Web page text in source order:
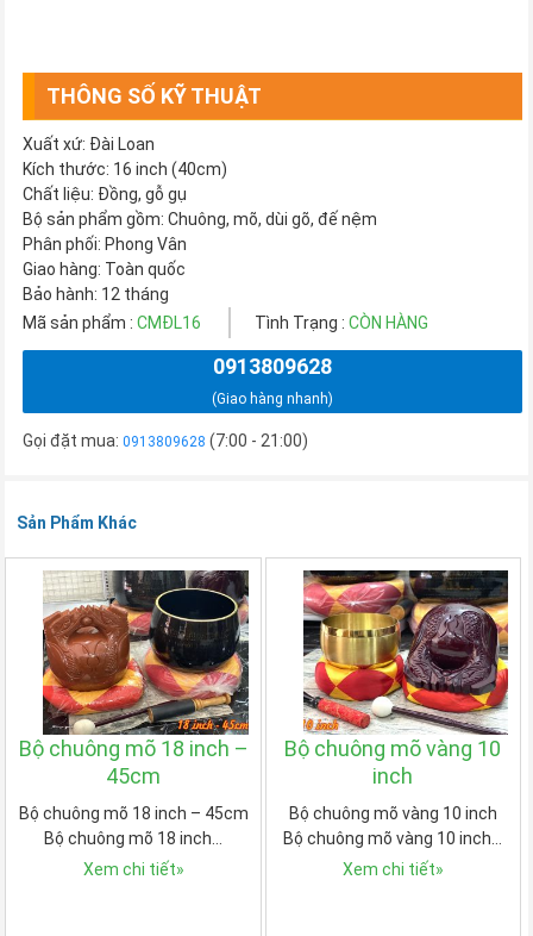
THÔNG SỐ KỸ THUẬT
Xuất xứ: Đài Loan
Kích thước: 16 inch (40cm)
Chất liệu: Đồng, gỗ gụ
Bộ sản phẩm gồm: Chuông, mõ, dùi gõ, đế nệm
Phân phối: Phong Vân
Giao hàng: Toàn quốc
Bảo hành: 12 tháng
Mã sản phẩm :CMĐL16 Tình Trạng : CÒN HÀNG
0913809628
(Giao hàng nhanh)
Gọi đặt mua:0913809628 (7:00 - 21:00)
Sản Phẩm Khác
Bộ chuông mõ 18 inch –
45cm
Bộ chuông mõ 18 inch – 45cm
Bộ chuông mõ 18 inch…
Xem chi tiết»
Bộ chuông mõ vàng 10
inch
Bộ chuông mõ vàng 10 inch
Bộ chuông mõ vàng 10 inch…
Xem chi tiết»